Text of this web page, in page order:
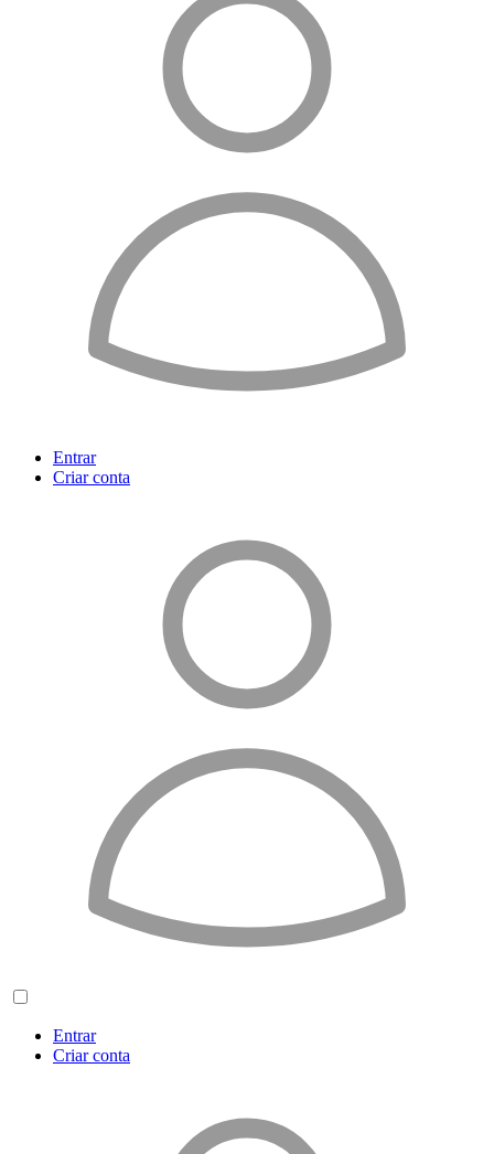
Entrar
Criar conta
Entrar
Criar conta